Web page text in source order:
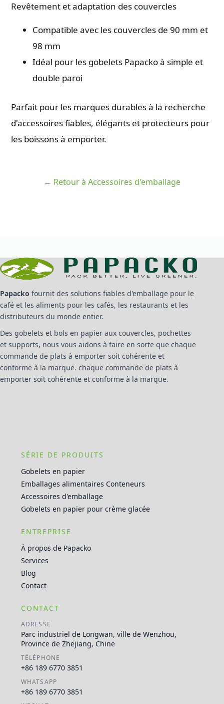
Revêtement et adaptation des couvercles
Compatible avec les couvercles de 90 mm et
98 mm
Idéal pour les gobelets Papacko à simple et
double paroi
Parfait pour les marques durables à la recherche
d'accessoires fiables, élégants et protecteurs pour
les boissons à emporter.
← Retour à Accessoires d'emballage
Papacko fournit des solutions fiables d'emballage pour le
café et les aliments pour les cafés, les restaurants et les
distributeurs du monde entier.
Des gobelets et bols en papier aux couvercles, pochettes
et supports, nous vous aidons à faire en sorte que chaque
commande de plats à emporter soit cohérente et
conforme à la marque. chaque commande de plats à
emporter soit cohérente et conforme à la marque.
SÉRIE DE PRODUITS
Gobelets en papier
Emballages alimentaires Conteneurs
Accessoires d'emballage
Gobelets en papier pour crème glacée
ENTREPRISE
À propos de Papacko
Services
Blog
Contact
CONTACT
ADRESSE
Parc industriel de Longwan, ville de Wenzhou,
Province de Zhejiang, Chine
TÉLÉPHONE
+86 189 6770 3851
WHATSAPP
+86 189 6770 3851